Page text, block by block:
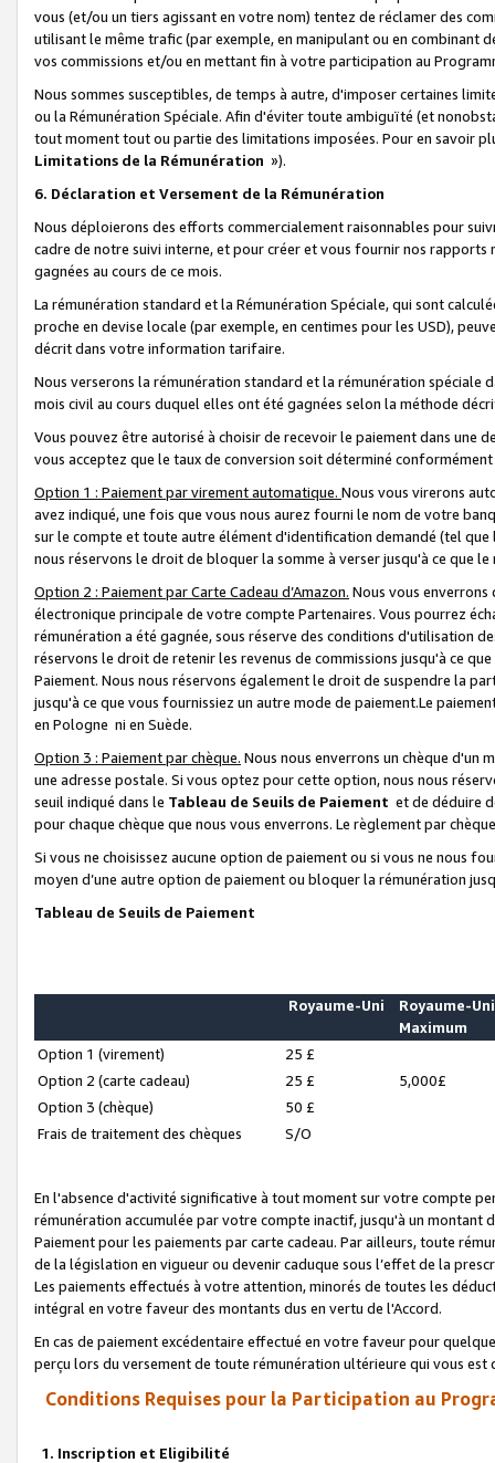
vous (et/ou un tiers agissant en votre nom) tentez de réclamer des
utilisant le même trafic (par exemple, en manipulant ou en combinant
vos commissions et/ou en mettant fin à votre participation au
Nous sommes susceptibles, de temps à autre, d'imposer certaines
ou la Rémunération Spéciale. Afin d'éviter toute ambiguïté (et
tout moment tout ou partie des limitations imposées. Pour en savoir
Limitations de la Rémunération »).
6. Déclaration et Versement de la Rémunération
Nous déploierons des efforts commercialement raisonnables pour
cadre de notre suivi interne, et pour créer et vous fournir nos
gagnées au cours de ce mois.
La rémunération standard et la Rémunération Spéciale, qui sont
proche en devise locale (par exemple, en centimes pour les USD),
décrit dans votre information tarifaire.
Nous verserons la rémunération standard et la rémunération spéciale
mois civil au cours duquel elles ont été gagnées selon la méthode
Vous pouvez être autorisé à choisir de recevoir le paiement dans une
vous acceptez que le taux de conversion soit déterminé
Option 1 : Paiement par virement automatique. Nous vous virerons
avez indiqué, une fois que vous nous aurez fourni le nom de votre
sur le compte et toute autre élément d'identification demandé (tel que
nous réservons le droit de bloquer la somme à verser jusqu'à ce que
Option 2 : Paiement par Carte Cadeau d’Amazon. Nous vous
électronique principale de votre compte Partenaires. Vous pourrez
rémunération a été gagnée, sous réserve des conditions d'utilisation
réservons le droit de retenir les revenus de commissions jusqu'à ce
Paiement. Nous nous réservons également le droit de suspendre la
jusqu'à ce que vous fournissiez un autre mode de paiement.Le
en Pologne ni en Suède.
Option 3 : Paiement par chèque. Nous nous enverrons un chèque d'un
une adresse postale. Si vous optez pour cette option, nous nous
seuil indiqué dans le Tableau de Seuils de Paiement et de déduire
pour chaque chèque que nous vous enverrons. Le règlement par
Si vous ne choisissez aucune option de paiement ou si vous ne nous
moyen d’une autre option de paiement ou bloquer la rémunération
Tableau de Seuils de Paiement
Royaume-Uni
Royaume-Uni
Maximum
Option 1 (virement)
25 £
Option 2 (carte cadeau)
25 £
5,000£
Option 3 (chèque)
50 £
Frais de traitement des chèques
S/O
En l'absence d'activité significative à tout moment sur votre compte
rémunération accumulée par votre compte inactif, jusqu'à un montant
Paiement pour les paiements par carte cadeau. Par ailleurs, toute
de la législation en vigueur ou devenir caduque sous l’effet de la
Les paiements effectués à votre attention, minorés de toutes les
intégral en votre faveur des montants dus en vertu de l'Accord.
En cas de paiement excédentaire effectué en votre faveur pour
perçu lors du versement de toute rémunération ultérieure qui vous est
Conditions Requises pour la Participation au
1. Inscription et Eligibilité